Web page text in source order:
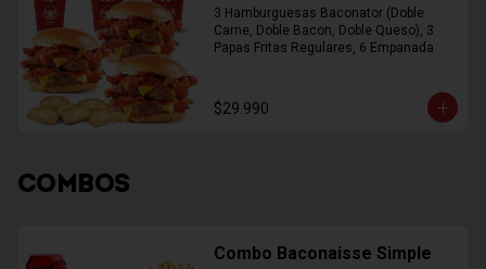
3 Hamburguesas Baconator (Doble
Carne, Doble Bacon, Doble Queso), 3
Papas Fritas Regulares, 6 Empanada
$29.990
COMBOS
Combo Baconaisse Simple